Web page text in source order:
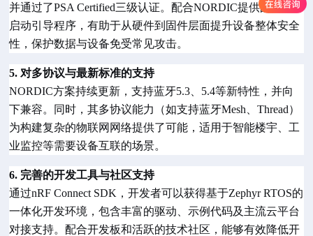
并通过了PSA Certified三级认证。配合NORDIC提供的安全
启动引导程序，有助于从硬件到固件层面提升设备整体安全
性，保护数据与设备免受常见攻击。
5. 对多协议与最新标准的支持
NORDIC方案持续更新，支持蓝牙5.3、5.4等新特性，并向
下兼容。同时，其多协议能力（如支持蓝牙Mesh、Thread）
为构建复杂的物联网网络提供了可能，适用于智能楼宇、工
业监控等需要设备互联的场景。
6. 完善的开发工具与社区支持
通过nRF Connect SDK，开发者可以获得基于Zephyr RTOS的
一体化开发环境，包含丰富的驱动、示例代码及主流云平台
对接支持。配合开发板和活跃的技术社区，能够有效降低开